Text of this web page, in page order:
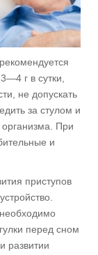
г в сутки,
не допускать
за стулом и
При
и
приступов
перед сном
развитии